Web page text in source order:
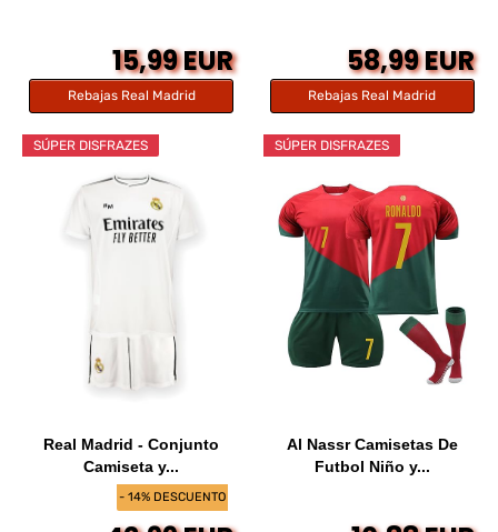
15,99 EUR
Rebajas Real Madrid
58,99 EUR
Rebajas Real Madrid
- 14% DESCUENTO
SÚPER DISFRAZES
Real Madrid - Conjunto
Camiseta y...
SÚPER DISFRAZES
Al Nassr Camisetas De
Futbol Niño y...